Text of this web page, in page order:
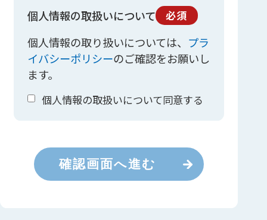
個人情報の取扱いについて 必須
個人情報の取り扱いについては、 プラ
イバシーポリシーのご確認をお願いし
ます。
個人情報の取扱いについて同意する
確認画面へ進む